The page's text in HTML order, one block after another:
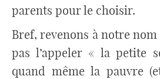
parents pour le choisir.
Bref, revenons à notre
pas l’appeler « la petite
quand même la pauvre